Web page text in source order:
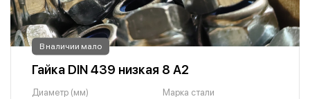
В наличии мало
Гайка DIN 439 низкая 8 А2
Диаметр (мм)
Марка стали